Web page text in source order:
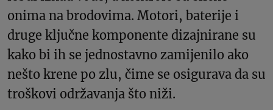
onima na brodovima. Motori, baterije i
druge ključne komponente dizajnirane su
kako bi ih se jednostavno zamijenilo ako
nešto krene po zlu, čime se osigurava da su
troškovi održavanja što niži.